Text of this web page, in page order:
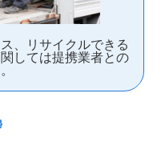
、リサイクルできる
しては提携業者との